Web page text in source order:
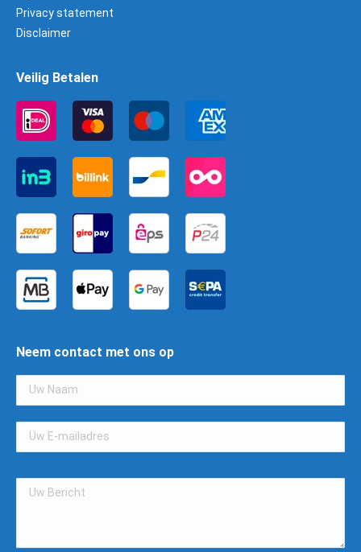
Privacy statement
Disclaimer
Veilig Betalen
Neem contact met ons op
Gelieve
dit